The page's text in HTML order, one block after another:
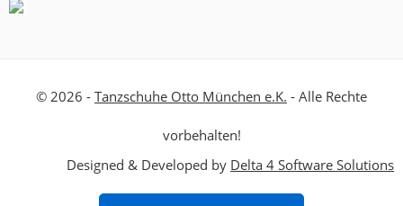
© 2026 - Tanzschuhe Otto München e.K. - Alle Rechte
vorbehalten!
Designed & Developed by Delta 4 Software Solutions